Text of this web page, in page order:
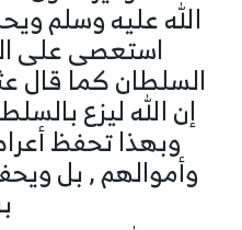
الله عليه وسلم
استعصى على
السلطان كما قال
إن الله ليزع
وبهذا تحفظ
وأموالهم , بل